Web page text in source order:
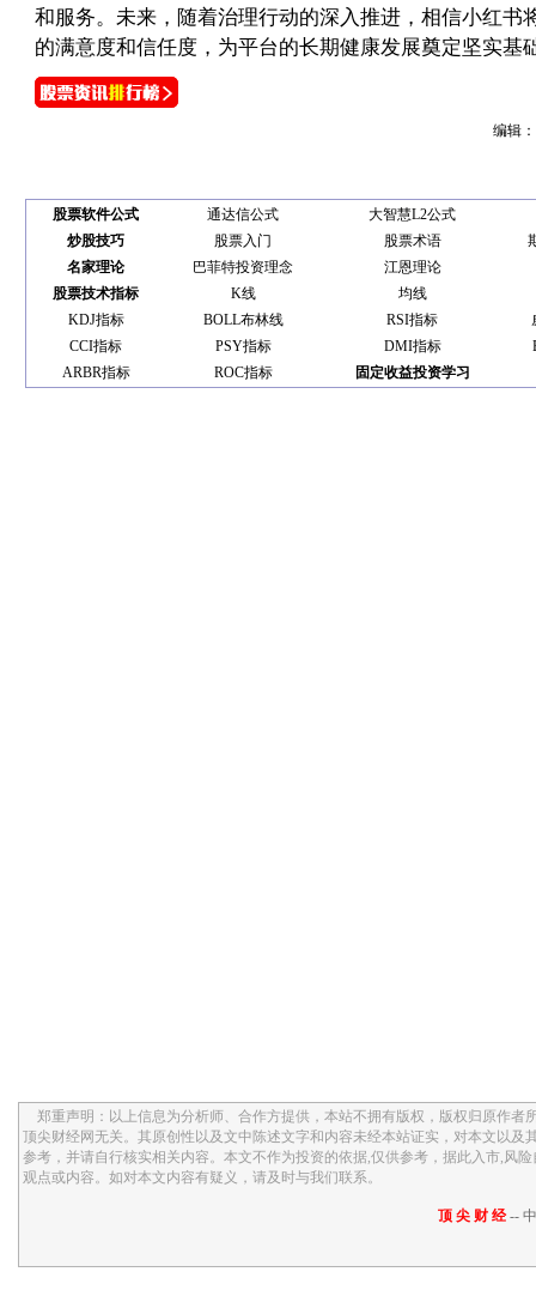
和服务。未来，随着治理行动的深入推进，相信小红书
的满意度和信任度，为平台的长期健康发展奠定坚实基
编辑：
郑重声明：以上信息为分析师、合作方提供，本站不拥有版权，版权归原作者
顶尖财经网无关。其原创性以及文中陈述文字和内容未经本站证实，对本文以
参考，并请自行核实相关内容。本文不作为投资的依据,仅供参考，据此入市,风
观点或内容。如对本文内容有疑义，请及时与我们联系。
顶 尖 财 经--